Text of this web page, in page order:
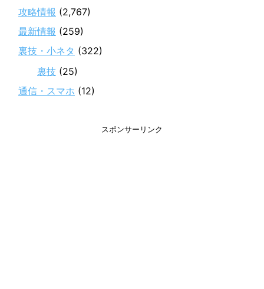
攻略情報 (2,767)
最新情報 (259)
裏技・小ネタ (322)
裏技 (25)
通信・スマホ (12)
スポンサーリンク